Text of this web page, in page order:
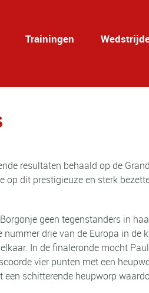
Trainingen
resultaten behaald op de
op dit prestigieuze en sterk
geen tegenstanders in
drie van de Europa in de
In de finaleronde mocht
vier punten met een
schitterende heupworp